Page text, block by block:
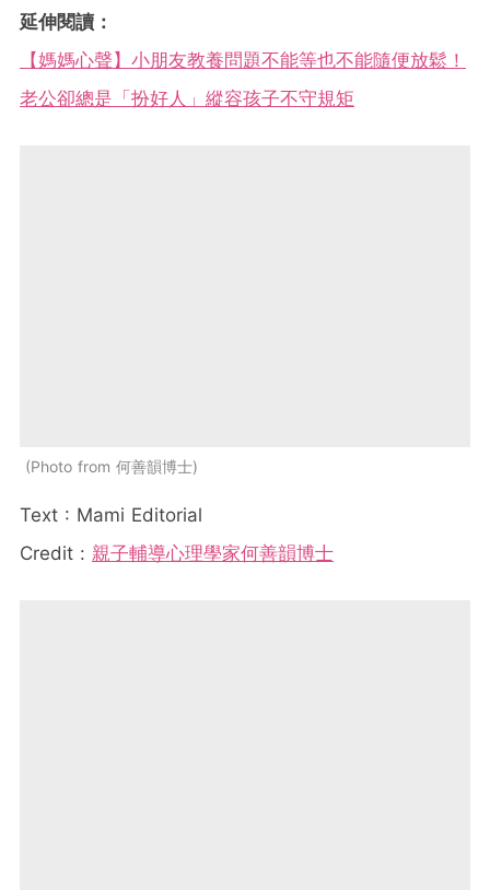
延伸閱讀：
【媽媽心聲】小朋友教養問題不能等也不能隨便放鬆！
老公卻總是「扮好人」縱容孩子不守規矩
Photo from 何善韻博士
Text : Mami Editorial
Credit : 親子輔導心理學家何善韻博士